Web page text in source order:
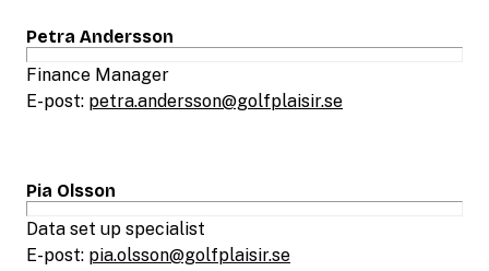
Petra Andersson
Finance Manager
E-post: petra.andersson@golfplaisir.se
Pia Olsson
Data set up specialist
E-post: pia.olsson@golfplaisir.se